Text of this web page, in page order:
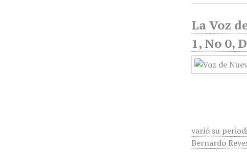
La Voz
1, No 0,
varió su
Bernardo